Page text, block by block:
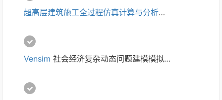
超高层建筑施工全过程仿真计算与分析培训
Vensim 社会经济复杂动态问题建模模拟培训